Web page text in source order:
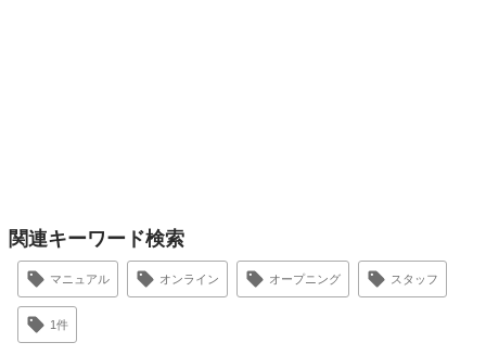
関連キーワード検索
マニュアル オンライン オープニング スタッフ
1件